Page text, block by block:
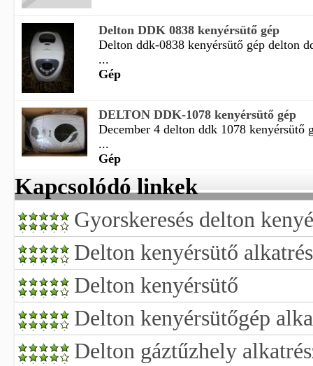
Delton DDK 0838 kenyérsütő gép
Delton ddk-0838 kenyérsütő gép delton
...
Gép
DELTON DDK-1078 kenyérsütő gép
December 4 delton ddk 1078 kenyérsütő
...
Gép
Kapcsolódó linkek
Gyorskeresés delton
Delton kenyérsütő
Delton kenyérsütő
Delton kenyérsütőgép
Delton gáztűzhely